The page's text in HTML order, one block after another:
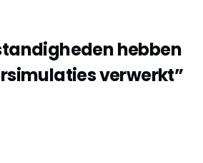
hebben
verwerkt”